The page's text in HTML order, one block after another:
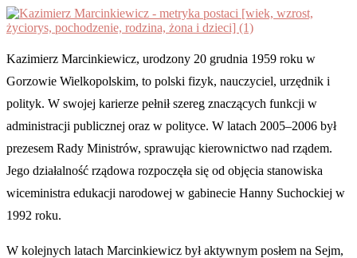
Kazimierz Marcinkiewicz, urodzony 20 grudnia 1959 roku w
Gorzowie Wielkopolskim, to polski fizyk, nauczyciel, urzędnik i
polityk. W swojej karierze pełnił szereg znaczących funkcji w
administracji publicznej oraz w polityce. W latach 2005–2006 był
prezesem Rady Ministrów, sprawując kierownictwo nad rządem.
Jego działalność rządowa rozpoczęła się od objęcia stanowiska
wiceministra edukacji narodowej w gabinecie Hanny Suchockiej w
1992 roku.
W kolejnych latach Marcinkiewicz był aktywnym posłem na Sejm,